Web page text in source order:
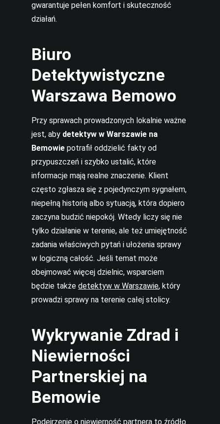
gwarantuje pełen komfort i skuteczność
działań.
Biuro
Detektywistyczne
Warszawa Bemowo
Przy sprawach prowadzonych lokalnie ważne
jest, aby detektyw w Warszawie na
Bemowie potrafił oddzielić fakty od
przypuszczeń i szybko ustalić, które
informacje mają realne znaczenie. Klient
często zgłasza się z pojedynczym sygnałem,
niepełną historią albo sytuacją, która dopiero
zaczyna budzić niepokój. Wtedy liczy się nie
tylko działanie w terenie, ale też umiejętność
zadania właściwych pytań i ułożenia sprawy
w logiczną całość. Jeśli temat może
obejmować więcej dzielnic, wsparciem
będzie takżedetektyw w Warszawie, który
prowadzi sprawy na terenie całej stolicy.
Wykrywanie Zdrad i
Niewierności
Partnerskiej na
Bemowie
Podejrzenie o niewierność partnera to źródło